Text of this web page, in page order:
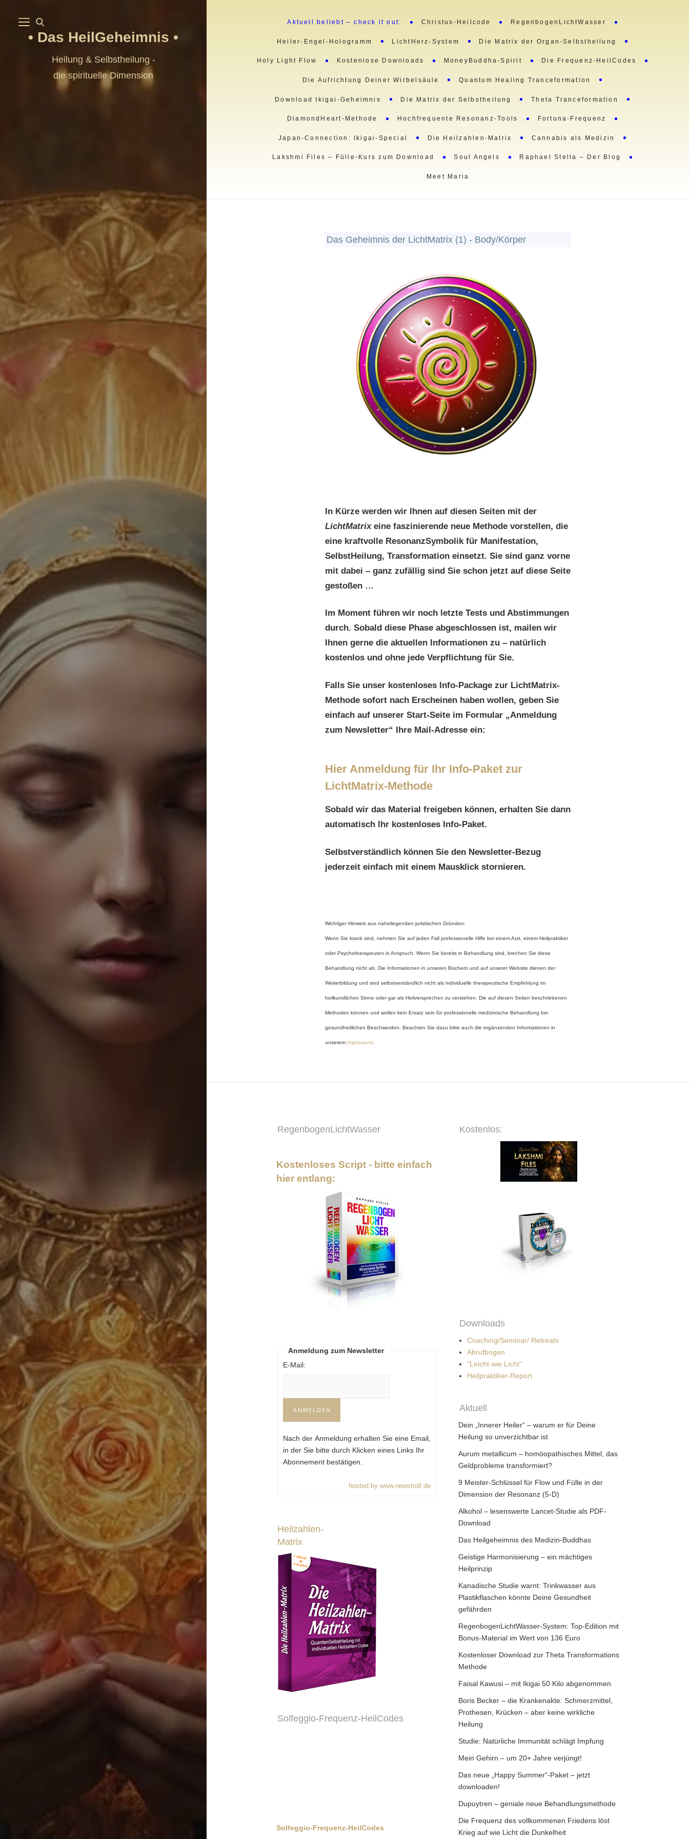
Das HeilGeheimnis
Heilung & Selbstheilung -
die spirituelle Dimension
Aktuell beliebt – check it out: Christus-Heilcode RegenbogenLichtWasser
Heiler-Engel-Hologramm LichtHerz-System Die Matrix der Organ-Selbstheilung
Holy Light Flow Kostenlose Downloads MoneyBuddha-Spirit Die Frequenz-HeilCodes
Die Aufrichtung Deiner Wirbelsäule Quantum Healing Tranceformation
Download Ikigai-Geheimnis Die Matrix der Selbstheilung Theta Tranceformation
DiamondHeart-Methode Hochfrequente Resonanz-Tools Fortuna-Frequenz
Japan-Connection: Ikigai-Special Die Heilzahlen-Matrix Cannabis als Medizin
Lakshmi Files – Fülle-Kurs zum Download Soul Angels Raphael Stella – Der Blog
Meet Maria
Das Geheimnis der LichtMatrix (1) - Body/Körper
In Kürze werden wir Ihnen auf diesen Seiten mit der
LichtMatrixeine faszinierende neue Methode vorstellen, die
eine kraftvolle ResonanzSymbolik für Manifestation,
SelbstHeilung, Transformation einsetzt. Sie sind ganz vorne
mit dabei – ganz zufällig sind Sie schon jetzt auf diese Seite
gestoßen …
Im Moment führen wir noch letzte Tests und Abstimmungen
durch. Sobald diese Phase abgeschlossen ist, mailen wir
Ihnen gerne die aktuellen Informationen zu – natürlich
kostenlos und ohne jede Verpflichtung für Sie.
Falls Sie unser kostenloses Info-Package zur LichtMatrix-
Methode sofort nach Erscheinen haben wollen, geben Sie
einfach auf unserer Start-Seite im Formular „Anmeldung
zum Newsletter“ Ihre Mail-Adresse ein:
Hier Anmeldung für Ihr Info-Paket zur
LichtMatrix-Methode
Sobald wir das Material freigeben können, erhalten Sie dann
automatisch Ihr kostenloses Info-Paket.
Selbstverständlich können Sie den Newsletter-Bezug
jederzeit einfach mit einem Mausklick stornieren.
Wichtiger Hinweis aus naheliegenden juristischen Gründen:
Wenn Sie krank sind, nehmen Sie auf jeden Fall professionelle Hilfe bei einem Arzt, einem Heilpraktiker
oder Psychotherapeuten in Anspruch. Wenn Sie bereits in Behandlung sind, brechen Sie diese
Behandlung nicht ab. Die Informationen in unseren Büchern und auf unserer Website dienen der
Weiterbildung und sind selbstverständlich nicht als individuelle therapeutische Empfehlung im
heilkundlichen Sinne oder gar als Heilversprechen zu verstehen. Die auf diesen Seiten beschriebenen
Methoden können und wollen kein Ersatz sein für professionelle medizinische Behandlung bei
gesundheitlichen Beschwerden. Beachten Sie dazu bitte auch die ergänzenden Informationen in
unserem Impressum.
RegenbogenLichtWasser
Kostenloses Script - bitte einfach
hier entlang:
Anmeldung zum Newsletter
E-Mail:
Nach der Anmeldung erhalten Sie eine Email,
in der Sie bitte durch Klicken eines Links Ihr
Abonnement bestätigen.
hosted by www.newstroll.de
Heilzahlen-
Matrix
Solfeggio-Frequenz-HeilCodes
Solfeggio-Frequenz-HeilCodes
Kostenlos:
Downloads
Coaching/Seminar/ Retreats
Abrufbogen
"Leicht wie Licht"
Heilpraktiker-Report
Aktuell
Dein „Innerer Heiler“ – warum er für Deine
Heilung so unverzichtbar ist
Aurum metallicum – homöopathisches Mittel, das
Geldprobleme transformiert?
9 Meister-Schlüssel für Flow und Fülle in der
Dimension der Resonanz (5-D)
Alkohol – lesenswerte Lancet-Studie als PDF-
Download
Das Heilgeheimnis des Medizin-Buddhas
Geistige Harmonisierung – ein mächtiges
Heilprinzip
Kanadische Studie warnt: Trinkwasser aus
Plastikflaschen könnte Deine Gesundheit
gefährden
RegenbogenLichtWasser-System: Top-Edition mit
Bonus-Material im Wert von 136 Euro
Kostenloser Download zur Theta Transformations
Methode
Faisal Kawusi – mit Ikigai 50 Kilo abgenommen
Boris Becker – die Krankenakte: Schmerzmittel,
Prothesen, Krücken – aber keine wirkliche
Heilung
Studie: Natürliche Immunität schlägt Impfung
Mein Gehirn – um 20+ Jahre verjüngt!
Das neue „Happy Summer“-Paket – jetzt
downloaden!
Dupuytren – geniale neue Behandlungsmethode
Die Frequenz des vollkommenen Friedens löst
Krieg auf wie Licht die Dunkelheit